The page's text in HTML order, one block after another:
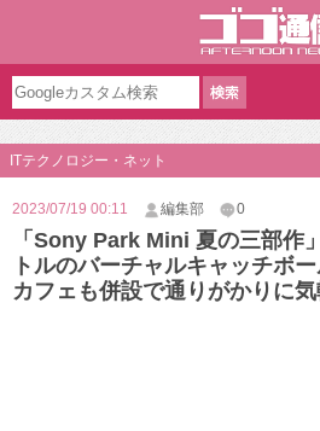
ITテクノロジー・ネット
2023/07/19 00:11 編集部 0
「Sony Park Mini 夏の三部作
トルのバーチャルキャッチボ
カフェも併設で通りがかりに